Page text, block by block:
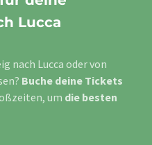
Lucca
nach Lucca oder von
Buche deine Tickets
um die besten